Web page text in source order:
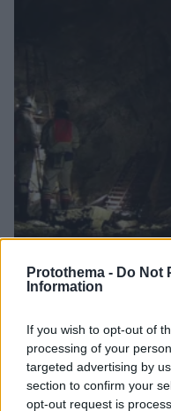
Protothema - Do Not
Information
If you wish to opt-out of
processing of your
targeted advertising by
section to confirm your
opt-out request is
Το «σκουλήκι του
08.08.2026, 08:57